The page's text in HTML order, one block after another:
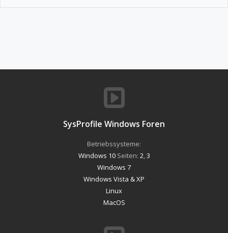
SysProfile Windows Foren
Betriebssysteme:
Windows 10Seiten: 2 3
Windows 7
Windows Vista & XP
Linux
MacOS